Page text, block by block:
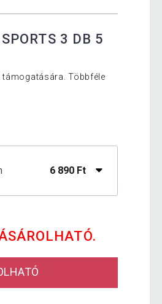
3 DB 5
támogatására. Többféle
6 890 Ft
6 890 Ft